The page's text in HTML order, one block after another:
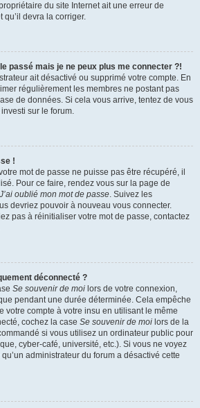
du site Internet ait une erreur de
qu’il devra la corriger.
passé mais je ne peux plus me connecter ?!
ait désactivé ou supprimé votre compte. En
régulièrement les membres ne postant pas
de données. Si cela vous arrive, tentez de vous
sur le forum.
!
mot de passe ne puisse pas être récupéré, il
Pour ce faire, rendez vous sur la page de
J’ai oublié mon mot de passe. Suivez les
devriez pouvoir à nouveau vous connecter.
pas à réinitialiser votre mot de passe, contactez
déconnecté ?
Se souvenir de moi lors de votre connexion,
pendant une durée déterminée. Cela empêche
votre compte à votre insu en utilisant le même
cochez la case Se souvenir de moi lors de la
si vous utilisez un ordinateur public pour
cyber-café, université, etc.). Si vous ne voyez
administrateur du forum a désactivé cette